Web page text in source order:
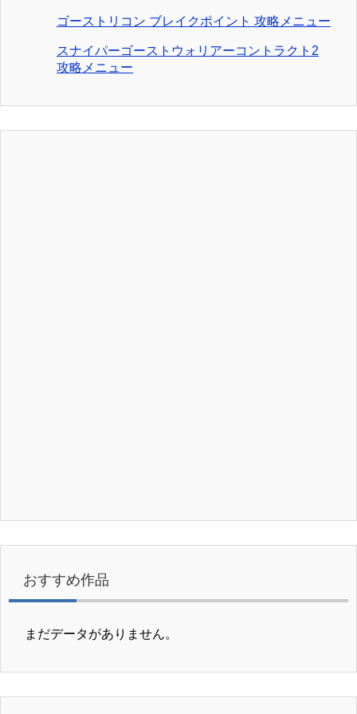
ゴーストリコン ブレイクポイント 攻略メニュー
スナイパーゴーストウォリアーコントラクト2
攻略メニュー
おすすめ作品
まだデータがありません。